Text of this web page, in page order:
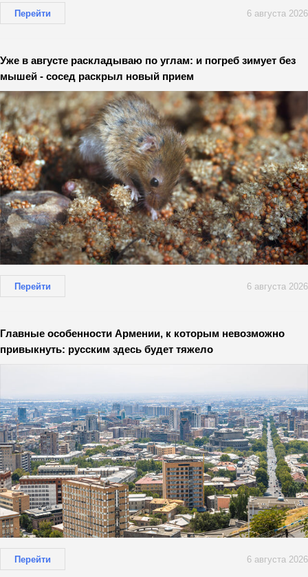
Перейти 6 августа 2026
Уже в августе раскладываю по углам: и погреб зимует без
мышей - сосед раскрыл новый прием
Перейти 6 августа 2026
Главные особенности Армении, к которым невозможно
привыкнуть: русским здесь будет тяжело
Перейти 6 августа 2026